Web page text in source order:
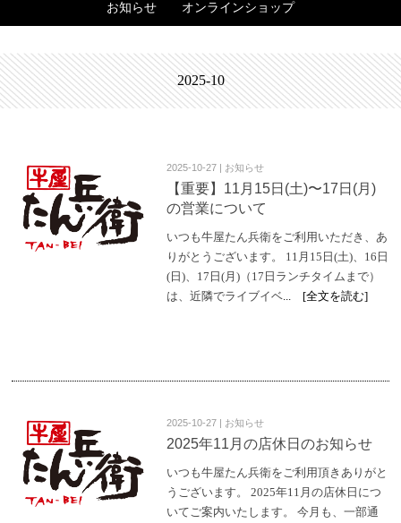
お知らせ オンラインショップ
2025-10
2025-10-27 | お知らせ
【重要】11月15日(土)〜17日(月)
の営業について
いつも牛屋たん兵衛をご利用いただき、あ
りがとうございます。 11月15日(土)、16日
(日)、17日(月)（17日ランチタイムまで）
は、近隣でライブイベ ... [全文を読む]
2025-10-27 | お知らせ
2025年11月の店休日のお知らせ
いつも牛屋たん兵衛をご利用頂きありがと
うございます。 2025年11月の店休日につ
いてご案内いたします。 今月も、一部通